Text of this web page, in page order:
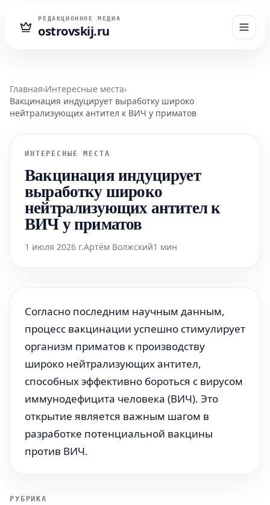
РЕДАКЦИОННОЕ МЕДИА
ostrovskij.ru
Главная›Интересные места›
Вакцинация индуцирует выработку широко
нейтрализующих антител к ВИЧ у приматов
ИНТЕРЕСНЫЕ МЕСТА
Вакцинация индуцирует
выработку широко
нейтрализующих антител к
ВИЧ у приматов
1 июля 2026 г.Артём Волжский1 мин
Согласно последним научным данным,
процесс вакцинации успешно стимулирует
организм приматов к производству
широко нейтрализующих антител,
способных эффективно бороться с вирусом
иммунодефицита человека (ВИЧ). Это
открытие является важным шагом в
разработке потенциальной вакцины
против ВИЧ.
РУБРИКА